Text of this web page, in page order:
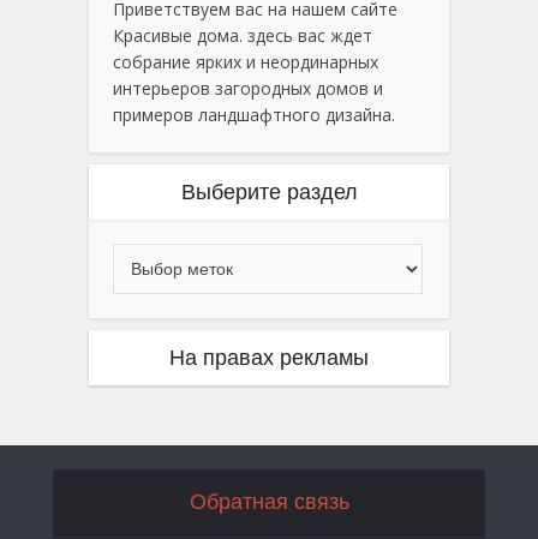
Приветствуем вас на нашем сайте
Красивые дома. здесь вас ждет
собрание ярких и неординарных
интерьеров загородных домов и
примеров ландшафтного дизайна.
Выберите раздел
На правах рекламы
Обратная связь